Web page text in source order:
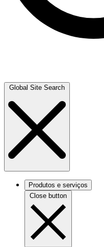
Global Site Search
Produtos e serviços
Close button